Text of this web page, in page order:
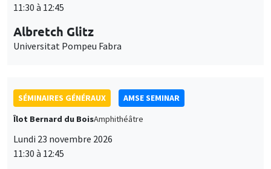
11:30 à 12:45
Albretch Glitz
Universitat Pompeu Fabra
SÉMINAIRES GÉNÉRAUX
AMSE SEMINAR
Îlot Bernard du BoisAmphithéâtre
Lundi 23 novembre 2026
11:30 à 12:45